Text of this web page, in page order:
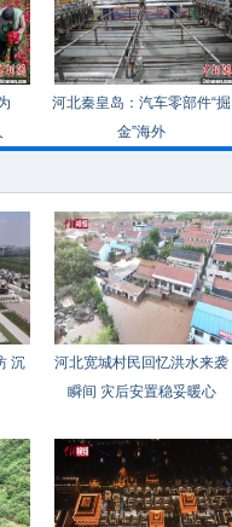
河北秦皇岛：汽车零部件“掘
金”海外
沉
河北宽城村民回忆洪水来袭
瞬间 灾后安置稳妥暖心